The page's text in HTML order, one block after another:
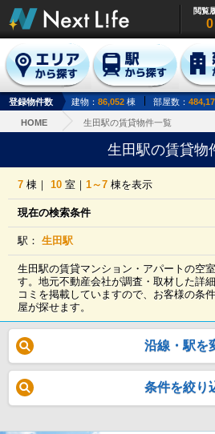
閲覧
0
登録物件数 建物： 86,052 棟 部屋数：
HOME 生田駅の賃貸物件一覧
生田駅の賃貸物
7 棟｜10 室｜1～7 棟を表示
現在の検索条件
駅：生田駅
生田駅の賃貸マンション・アパートの空
す。地元不動産会社が調査・取材した詳
コミを掲載していますので、お客様の条
屋が探せます。
沿線・駅を
条件を絞り